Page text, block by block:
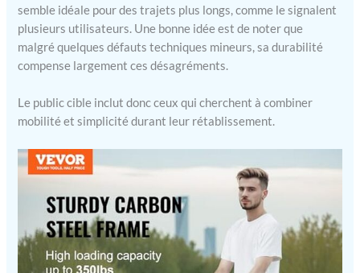
et rangement faciles :
cette genouillère pour
chirurgie du pied
présente une conception
pliable et détachable, ce
et à transporter. Il peut
être rapidement plié dans
dans le coffre de la
voiture, offrant ainsi une
plus grande commodité
pour les voyages.
Sécurité à chaque trajet :
équipée d'un guidon
semble idéale pour des trajets plus longs, comme le signalent
plusieurs utilisateurs. Une bonne idée est de noter que
malgré quelques défauts techniques mineurs, sa durabilité
compense largement ces désagréments.
Le public cible inclut donc ceux qui cherchent à combiner
mobilité et simplicité durant leur rétablissement.